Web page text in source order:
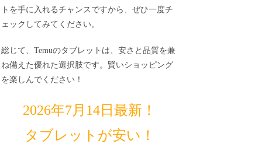
トを手に入れるチャンスですから、ぜひ一度チ
ェックしてみてください。
総じて、Temuのタブレットは、安さと品質を兼
ね備えた優れた選択肢です。賢いショッピング
を楽しんでください！
2026年7月14日最新！
タブレットが安い！